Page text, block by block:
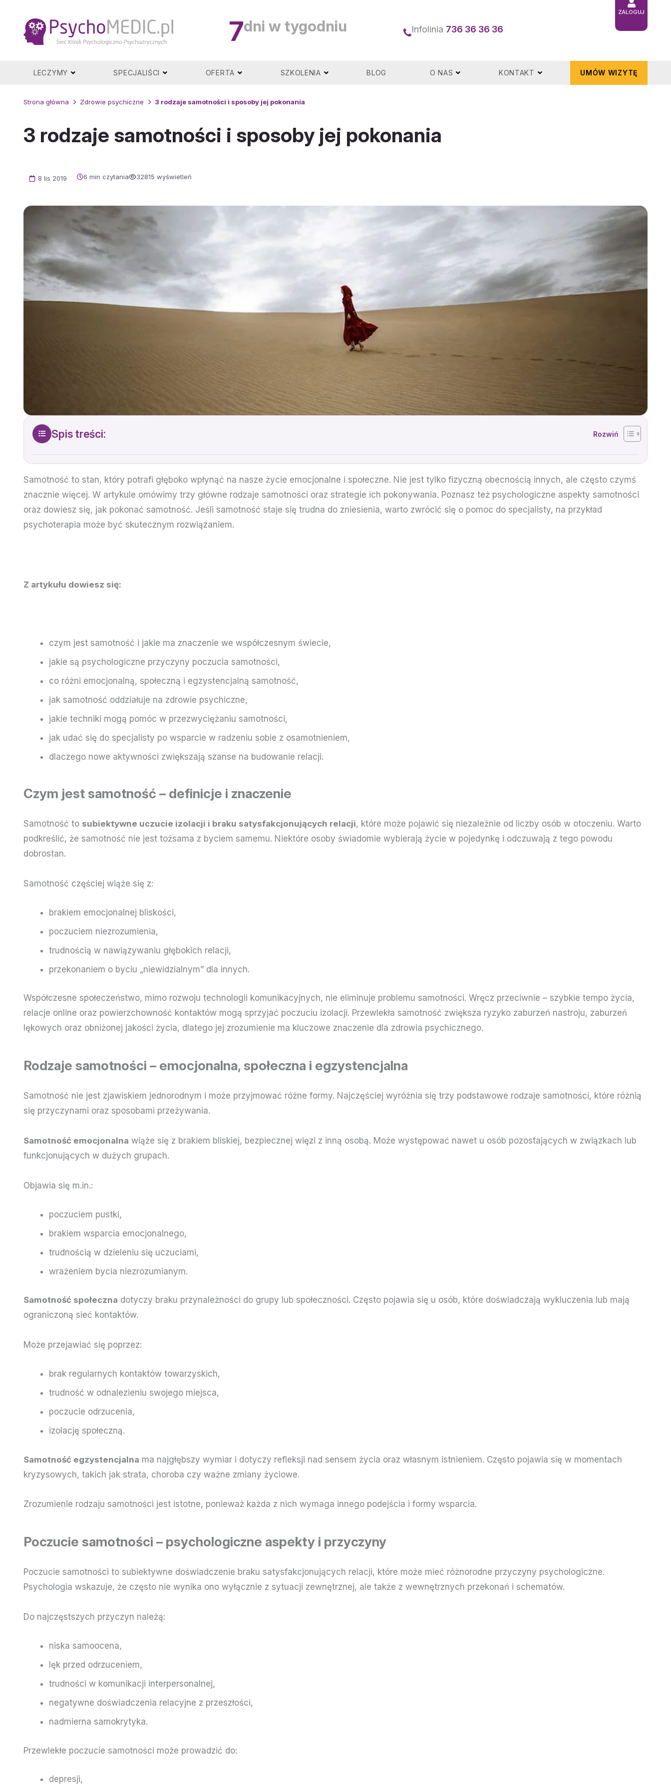
7dni w tygodniu Infolinia 736 36 36 36
ZALOGUJ
LECZYMY SPECJALIŚCI OFERTA SZKOLENIA BLOG O NAS KONTAKT UMÓW WIZYTĘ
Strona główna Zdrowie psychiczne 3 rodzaje samotności i sposoby jej pokonania
3 rodzaje samotności i sposoby jej pokonania
8 lis 2019 6 min czytania 32815 wyświetleń
Spis treści:
Samotność to stan, który potrafi głęboko wpłynąć na nasze życie emocjonalne i społeczne. Nie jest tylko fizyczną obecnością innych, ale często czymś
znacznie więcej. W artykule omówimy trzy główne rodzaje samotności oraz strategie ich pokonywania. Poznasz też psychologiczne aspekty samotności
oraz dowiesz się, jak pokonać samotność. Jeśli samotność staje się trudna do zniesienia, warto zwrócić się o pomoc do specjalisty, na przykład
psychoterapia może być skutecznym rozwiązaniem.
Z artykułu dowiesz się:
czym jest samotność i jakie ma znaczenie we współczesnym świecie,
jakie są psychologiczne przyczyny poczucia samotności,
co różni emocjonalną, społeczną i egzystencjalną samotność,
jak samotność oddziałuje na zdrowie psychiczne,
jakie techniki mogą pomóc w przezwyciężaniu samotności,
jak udać się do specjalisty po wsparcie w radzeniu sobie z osamotnieniem,
dlaczego nowe aktywności zwiększają szanse na budowanie relacji.
Czym jest samotność – definicje i znaczenie
Samotność to subiektywne uczucie izolacji i braku satysfakcjonujących relacji, które może pojawić się niezależnie od liczby osób w otoczeniu. Warto
podkreślić, że samotność nie jest tożsama z byciem samemu. Niektóre osoby świadomie wybierają życie w pojedynkę i odczuwają z tego powodu
dobrostan.
Samotność częściej wiąże się z:
brakiem emocjonalnej bliskości,
poczuciem niezrozumienia,
trudnością w nawiązywaniu głębokich relacji,
przekonaniem o byciu „niewidzialnym” dla innych.
Współczesne społeczeństwo, mimo rozwoju technologii komunikacyjnych, nie eliminuje problemu samotności. Wręcz przeciwnie – szybkie tempo życia,
relacje online oraz powierzchowność kontaktów mogą sprzyjać poczuciu izolacji. Przewlekła samotność zwiększa ryzyko zaburzeń nastroju, zaburzeń
lękowych oraz obniżonej jakości życia, dlatego jej zrozumienie ma kluczowe znaczenie dla zdrowia psychicznego.
Rodzaje samotności – emocjonalna, społeczna i egzystencjalna
Samotność nie jest zjawiskiem jednorodnym i może przyjmować różne formy. Najczęściej wyróżnia się trzy podstawowe rodzaje samotności, które różnią
się przyczynami oraz sposobami przeżywania.
Samotność emocjonalna wiąże się z brakiem bliskiej, bezpiecznej więzi z inną osobą. Może występować nawet u osób pozostających w związkach lub
funkcjonujących w dużych grupach.
Objawia się m.in.:
poczuciem pustki,
brakiem wsparcia emocjonalnego,
trudnością w dzieleniu się uczuciami,
wrażeniem bycia niezrozumianym.
Samotność społeczna dotyczy braku przynależności do grupy lub społeczności. Często pojawia się u osób, które doświadczają wykluczenia lub mają
ograniczoną sieć kontaktów.
Może przejawiać się poprzez:
brak regularnych kontaktów towarzyskich,
trudność w odnalezieniu swojego miejsca,
poczucie odrzucenia,
izolację społeczną.
Samotność egzystencjalna ma najgłębszy wymiar i dotyczy refleksji nad sensem życia oraz własnym istnieniem. Często pojawia się w momentach
kryzysowych, takich jak strata, choroba czy ważne zmiany życiowe.
Zrozumienie rodzaju samotności jest istotne, ponieważ każda z nich wymaga innego podejścia i formy wsparcia.
Poczucie samotności – psychologiczne aspekty i przyczyny
Poczucie samotności to subiektywne doświadczenie braku satysfakcjonujących relacji, które może mieć różnorodne przyczyny psychologiczne.
Psychologia wskazuje, że często nie wynika ono wyłącznie z sytuacji zewnętrznej, ale także z wewnętrznych przekonań i schematów.
Do najczęstszych przyczyn należą:
niska samoocena,
lęk przed odrzuceniem,
trudności w komunikacji interpersonalnej,
negatywne doświadczenia relacyjne z przeszłości,
nadmierna samokrytyka.
Przewlekłe poczucie samotności może prowadzić do:
depresji,